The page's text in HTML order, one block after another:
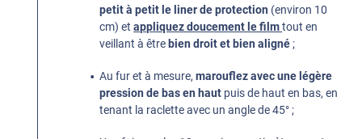
petit à petit le liner de protection (environ 10
cm) etappliquez doucement le filmtout en
veillant à être bien droit et bien aligné;
Au fur et à mesure,marouflez avec une légère
pression de bas en haut puis de haut en bas, en
tenant la raclette avec un angle de 45° ;